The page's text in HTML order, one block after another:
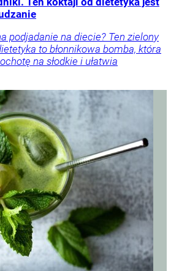
podjadanie na diecie? Ten zielony
to błonnikowa bomba, która
na słodkie i ułatwia